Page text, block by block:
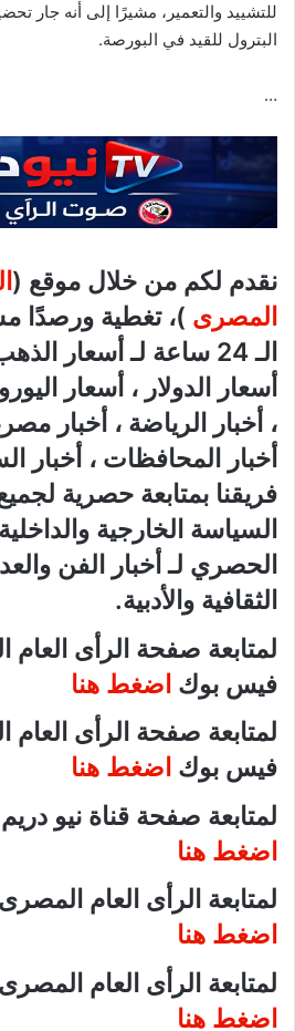
البترول للقيد في البورصة.
…
نقدم لكم من خلال موقع (
المصرى )، تغطية ورصدًا
الـ 24 ساعة لـ أسعار
أسعار الدولار ، أسعار
، أخبار الرياضة ، أخبار
أخبار المحافظات ، أخبار
فريقنا بمتابعة حصرية
السياسة الخارجية
الحصري لـ أخبار الفن
الثقافية والأدبية.
لمتابعة صفحة الرأى
فيس بوك اضغط هنا
لمتابعة صفحة الرأى
فيس بوك اضغط هنا
لمتابعة صفحة قناة نيو
اضغط هنا
لمتابعة الرأى العام
اضغط هنا
لمتابعة الرأى العام
اضغط هنا